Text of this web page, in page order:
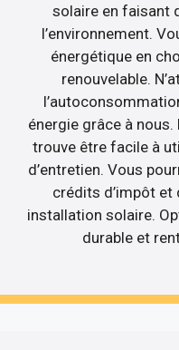
solaire en faisant
l’environnement.
énergétique en
renouvelable.
énergie grâce à
trouve être facile à
d’entretien. Vous
crédits d’impôt
installation solaire.
durable et